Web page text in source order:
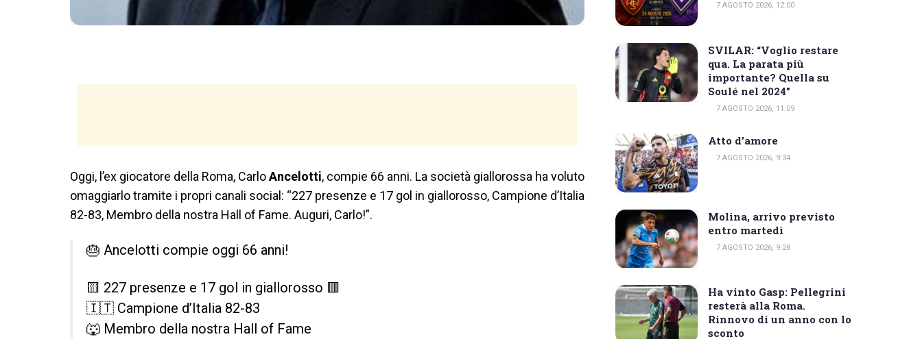
Oggi, l’ex giocatore della Roma, CarloAncelotti, compie 66 anni. La società giallorossa ha voluto
omaggiarlo tramite i propri canali social: “227 presenze e 17 gol in giallorosso, Campione d’Italia
82-83, Membro della nostra Hall of Fame. Auguri, Carlo!”.
🎂 Ancelotti compie oggi 66 anni!
🟨 227 presenze e 17 gol in giallorosso 🟥
🇮🇹 Campione d’Italia 82-83
🐺 Membro della nostra Hall of Fame
7 AGOSTO 2026, 12:00
SVILAR: “Voglio restare
qua. La parata più
importante? Quella su
Soulé nel 2024”
7 AGOSTO 2026, 11:09
Atto d’amore
7 AGOSTO 2026, 9:34
Molina, arrivo previsto
entro martedì
7 AGOSTO 2026, 9:28
Ha vinto Gasp: Pellegrini
resterà alla Roma.
Rinnovo di un anno con lo
sconto